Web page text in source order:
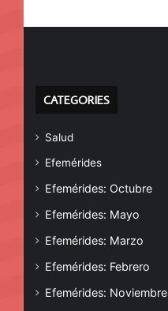
CATEGORIES
Salud
Efemérides
Efemérides: Octubre
Efemérides: Mayo
Efemérides: Marzo
Efemérides: Febrero
Efemérides: Noviembre